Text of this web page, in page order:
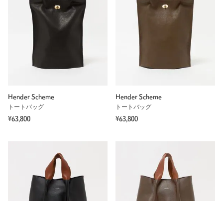
Hender Scheme
トートバッグ
¥63,800
Hender Scheme
トートバッグ
¥63,800